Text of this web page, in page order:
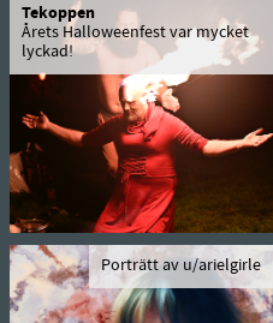
Tekoppen
Årets Halloweenfest var mycket
lyckad!
Porträtt av u/arielgirle